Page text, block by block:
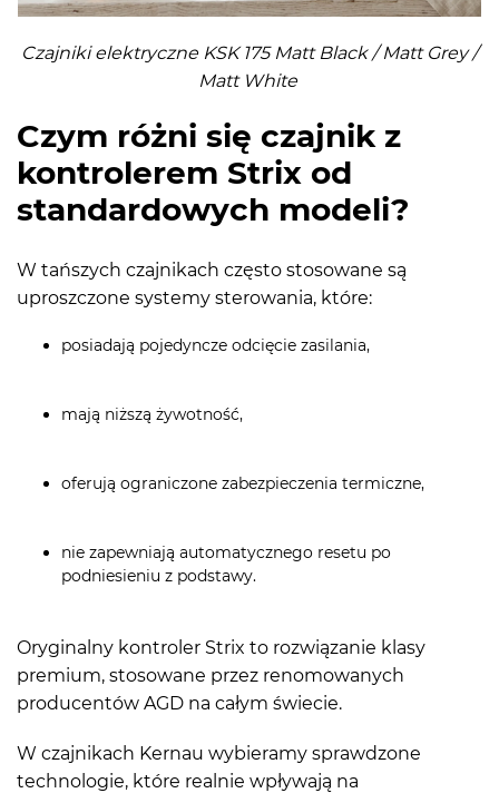
Czajniki elektryczne KSK 175 Matt Black / Matt Grey /
Matt White
Czym różni się czajnik z
kontrolerem Strix od
standardowych modeli?
W tańszych czajnikach często stosowane są
uproszczone systemy sterowania, które:
posiadają pojedyncze odcięcie zasilania,
mają niższą żywotność,
oferują ograniczone zabezpieczenia termiczne,
nie zapewniają automatycznego resetu po
podniesieniu z podstawy.
Oryginalny kontroler Strix to rozwiązanie klasy
premium, stosowane przez renomowanych
producentów AGD na całym świecie.
W czajnikach Kernau wybieramy sprawdzone
technologie, które realnie wpływają na